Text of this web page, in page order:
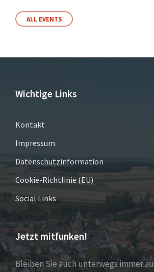
ALL EVENTS
Wichtige Links
Kontakt
Impressum
Datenschutzinformation
Cookie-Richtlinie (EU)
Social Links
Jetzt mitfunken!
Bleiben Sie auch unterwegs immer